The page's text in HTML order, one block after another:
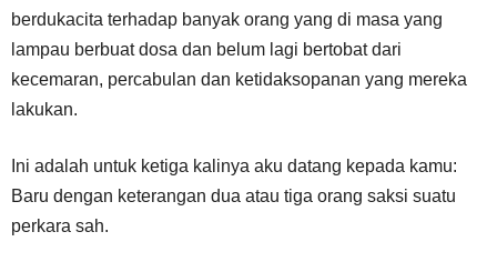
berdukacita terhadap banyak orang yang di masa yang
lampau berbuat dosa dan belum lagi bertobat dari
kecemaran, percabulan dan ketidaksopanan yang mereka
lakukan.
Ini adalah untuk ketiga kalinya aku datang kepada kamu:
Baru dengan keterangan dua atau tiga orang saksi suatu
perkara sah.